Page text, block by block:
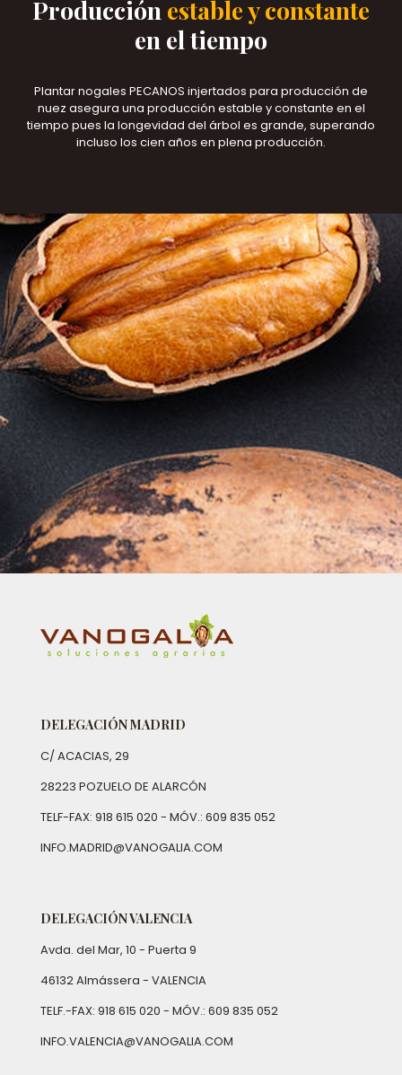
Producción estable y constante
en el tiempo
Plantar nogales PECANOS injertados para producción de
nuez asegura una producción estable y constante en el
tiempo pues la longevidad del árbol es grande, superando
incluso los cien años en plena producción.
DELEGACIÓN MADRID
C/ ACACIAS, 29
28223 POZUELO DE ALARCÓN
TELF-FAX: 918 615 020 - MÓV.: 609 835 052
INFO.MADRID@VANOGALIA.COM
DELEGACIÓN VALENCIA
Avda. del Mar, 10 - Puerta 9
46132 Almássera - VALENCIA
TELF.-FAX: 918 615 020 - MÓV.: 609 835 052
INFO.VALENCIA@VANOGALIA.COM